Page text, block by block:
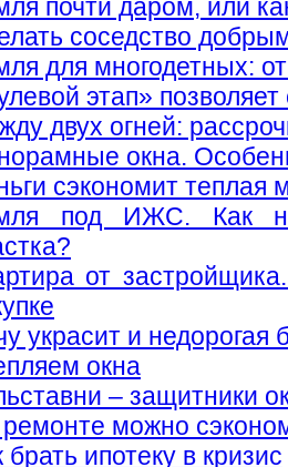
почти даром, или
соседство
для многодетных:
этап»
двух огней:
окна.
сэкономит теплая
под ИЖС. Как
от
украсит и недорогая
окна
– защитники
можно
брать ипотеку в кризис